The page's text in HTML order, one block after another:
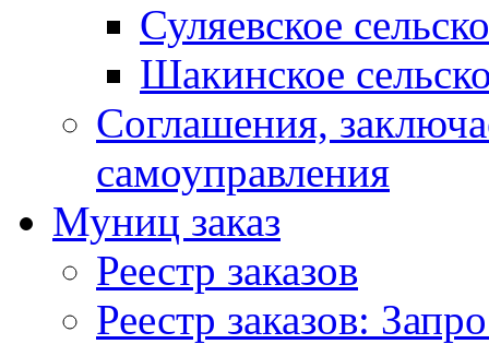
Суляевское
Шакинское
Соглашения,
самоуправления
Муниц заказ
Реестр заказов
Реестр заказов: